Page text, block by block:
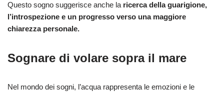
Questo sogno suggerisce anche laricerca della guarigione,
l’introspezione e un progresso verso una maggiore
chiarezza personale.
Sognare di volare sopra il mare
Nel mondo dei sogni, l’acqua rappresenta le emozioni e le